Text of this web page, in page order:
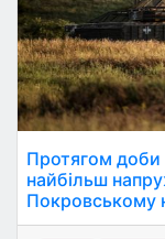
Протягом доби
найбільш
Покровському